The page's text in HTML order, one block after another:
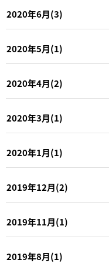
2020年6月(3)
2020年5月(1)
2020年4月(2)
2020年3月(1)
2020年1月(1)
2019年12月(2)
2019年11月(1)
2019年8月(1)